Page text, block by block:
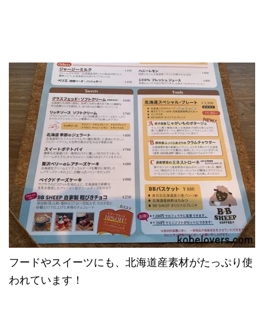
フードやスイーツにも、北海道産素材がたっぷり使
われています！